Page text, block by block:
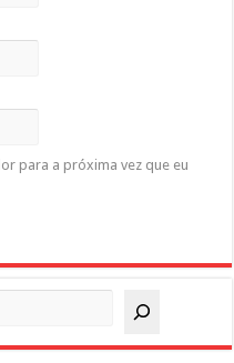
para a próxima vez que eu